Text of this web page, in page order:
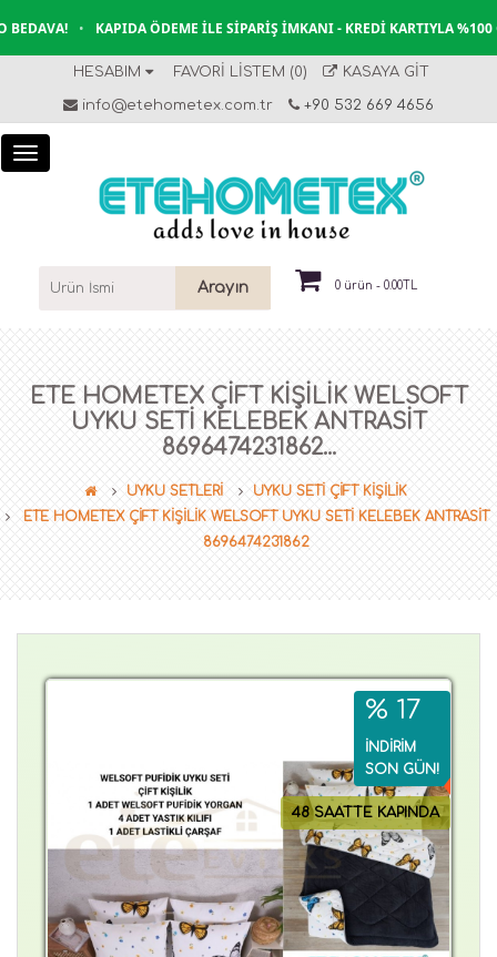
• KAPIDA ÖDEME İLE SIPARIŞ İMKANI - KREDI KARTIYLA %100
HESABIM FAVORI LISTEM (0) KASAYA GIT
info@etehometex.com.tr +90 532 669 4656
Arayın 0 ürün - 0.00TL
ETE HOMETEX ÇİFT KİŞİLİK WELSOFT
UYKU SETİ KELEBEK ANTRASİT
8696474231862...
UYKU SETLERİ
UYKU SETİ ÇİFT KİŞİLİK
ETE HOMETEX ÇİFT KİŞİLİK WELSOFT UYKU SETİ KELEBEK ANTRASİT
8696474231862
48 SAATTE KAPINDA
% 17
İNDİRİM
SON GÜN!